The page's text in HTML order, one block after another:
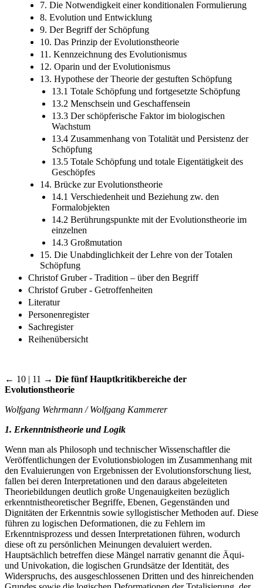
7. Die Notwendigkeit einer konditionalen Formulierung
8. Evolution und Entwicklung
9. Der Begriff der Schöpfung
10. Das Prinzip der Evolutionstheorie
11. Kennzeichnung des Evolutionismus
12. Oparin und der Evolutionismus
13. Hypothese der Theorie der gestuften Schöpfung
13.1 Totale Schöpfung und fortgesetzte Schöpfung
13.2 Menschsein und Geschaffensein
13.3 Der schöpferische Faktor im biologischen
Wachstum
13.4 Zusammenhang von Totalität und Persistenz der
Schöpfung
13.5 Totale Schöpfung und totale Eigentätigkeit des
Geschöpfes
14. Brücke zur Evolutionstheorie
14.1 Verschiedenheit und Beziehung zw. den
Formalobjekten
14.2 Berührungspunkte mit der Evolutionstheorie im
einzelnen
14.3 Großmutation
15. Die Unabdinglichkeit der Lehre von der Totalen
Schöpfung
Christof Gruber - Tradition – über den Begriff
Christof Gruber - Getroffenheiten
Literatur
Personenregister
Sachregister
Reihenübersicht
← 10 | 11 → Die fünf Hauptkritikbereiche der
Evolutionstheorie
Wolfgang Wehrmann / Wolfgang Kammerer
1. Erkenntnistheorie und Logik
Wenn man als Philosoph und technischer Wissenschaftler die
Veröffentlichungen der Evolutionsbiologen im Zusammenhang mit
den Evaluierungen von Ergebnissen der Evolutionsforschung liest,
fallen bei deren Interpretationen und den daraus abgeleiteten
Theoriebildungen deutlich große Ungenauigkeiten bezüglich
erkenntnistheoretischer Begriffe, Ebenen, Gegenständen und
Dignitäten der Erkenntnis sowie syllogistischer Methoden auf. Diese
führen zu logischen Deformationen, die zu Fehlern im
Erkenntnisprozess und dessen Interpretationen führen, wodurch
diese oft zu persönlichen Meinungen devaluiert werden.
Hauptsächlich betreffen diese Mängel narrativ genannt die Äqui-
und Univokation, die logischen Grundsätze der Identität, des
Widerspruchs, des ausgeschlossenen Dritten und des hinreichenden